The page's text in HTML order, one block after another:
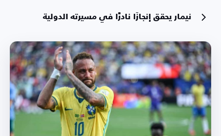
نيمار يحقق إنجازًا نادرًا في مسيرته الدولية